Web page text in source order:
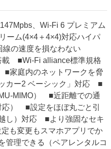
、Wi-Fi 6 プレミアム
ーム(4×4＋4×4)対応ハイパ
の速度を損なわない
載 ■Wi-Fi alliance標準規格
■家庭内のネットワークを脅
カー2 ベーシック」対応 ■
MIMO） ■近距離での通
） ■設定をほぼ丸ごと引
し）対応 ■より強固なセキ
も変更もスマホアプリでか
理できる（ペアレンタルコ